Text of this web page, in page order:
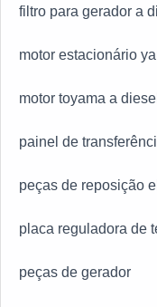
filtro para gerador a
motor estacionário
motor toyama a diesel
painel de
peças de reposição
placa reguladora de
peças de gerador